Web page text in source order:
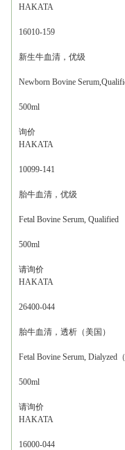
HAKATA
16010-159
新生牛血清，优级
Newborn Bovine
500ml
询价
HAKATA
10099-141
胎牛血清，优级
Fetal Bovine Serum, Qualified
500ml
请询价
HAKATA
26400-044
胎牛血清，透析（美国）
Fetal Bovine Serum, Dialyzed
500ml
请询价
HAKATA
16000-044